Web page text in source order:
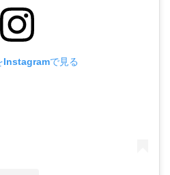
Instagramで見る